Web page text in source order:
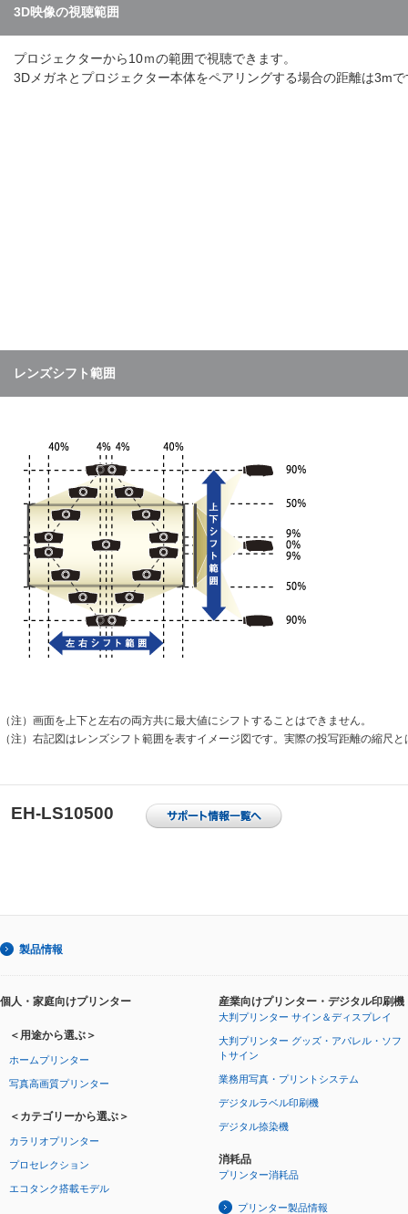
3D映像の視聴範囲
プロジェクターから10ｍの範囲で視聴できます。
3Dメガネとプロジェクター本体をペアリングする場合の距離は3mで
レンズシフト範囲
（注） 画面を上下と左右の両方共に最大値にシフトすることはできません。
（注） 右記図はレンズシフト範囲を表すイメージ図です。実際の投写距離の縮尺
EH-LS10500
製品情報
個人・家庭向けプリンター
＜用途から選ぶ＞
ホームプリンター
写真高画質プリンター
＜カテゴリーから選ぶ＞
カラリオプリンター
プロセレクション
エコタンク搭載モデル
産業向けプリンター・デジタル印刷機
大判プリンター サイン＆ディスプレイ
大判プリンター グッズ・アパレル・ソフ
トサイン
業務用写真・プリントシステム
デジタルラベル印刷機
デジタル捺染機
消耗品
プリンター消耗品
プリンター製品情報